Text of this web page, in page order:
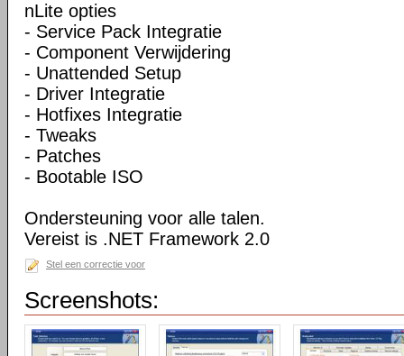
nLite opties
- Service Pack Integratie
- Component Verwijdering
- Unattended Setup
- Driver Integratie
- Hotfixes Integratie
- Tweaks
- Patches
- Bootable ISO
Ondersteuning voor alle talen.
Vereist is .NET Framework 2.0
Stel een correctie voor
Screenshots: